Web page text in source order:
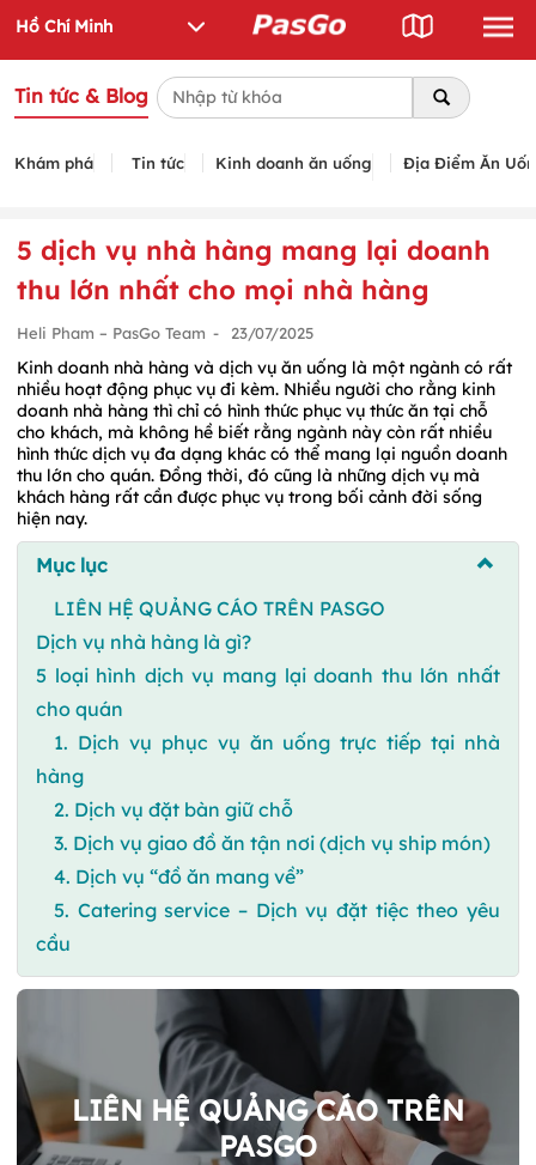
Tin tức & Blog
Khám phá Tin tức Kinh doanh ăn uống Địa Điểm Ăn
5 dịch vụ nhà hàng mang lại doanh
thu lớn nhất cho mọi nhà hàng
Heli Pham – PasGo Team - 23/07/2025
Kinh doanh nhà hàng và dịch vụ ăn uống là một ngành có rất
nhiều hoạt động phục vụ đi kèm. Nhiều người cho rằng kinh
doanh nhà hàng thì chỉ có hình thức phục vụ thức ăn tại chỗ
cho khách, mà không hề biết rằng ngành này còn rất nhiều
hình thức dịch vụ đa dạng khác có thể mang lại nguồn doanh
thu lớn cho quán. Đồng thời, đó cũng là những dịch vụ mà
khách hàng rất cần được phục vụ trong bối cảnh đời sống
hiện nay.
Mục lục
LIÊN HỆ QUẢNG CÁO TRÊN PASGO
Dịch vụ nhà hàng là gì?
5 loại hình dịch vụ mang lại doanh thu lớn nhất
cho quán
1. Dịch vụ phục vụ ăn uống trực tiếp tại nhà
hàng
2. Dịch vụ đặt bàn giữ chỗ
3. Dịch vụ giao đồ ăn tận nơi (dịch vụ ship món)
4. Dịch vụ “đồ ăn mang về”
5. Catering service – Dịch vụ đặt tiệc theo yêu
cầu
LIÊN HỆ QUẢNG CÁO TRÊN
PASGO